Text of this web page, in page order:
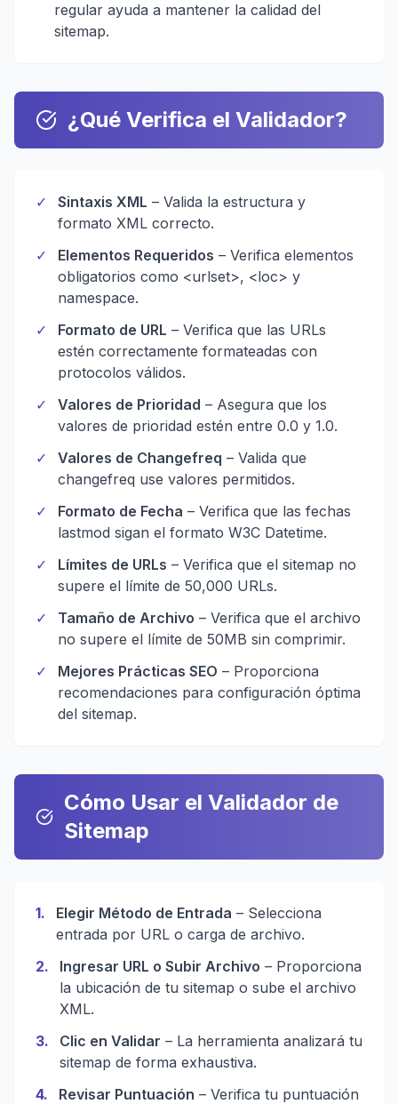
regular ayuda a mantener la calidad del
sitemap.
¿Qué Verifica el Validador?
✓ Sintaxis XML – Valida la estructura y
formato XML correcto.
✓
Elementos Requeridos – Verifica elementos
obligatorios como <urlset>, <loc> y
namespace.
✓
Formato de URL – Verifica que las URLs
estén correctamente formateadas con
protocolos válidos.
✓
Valores de Prioridad – Asegura que los
valores de prioridad estén entre 0.0 y 1.0.
✓
Valores de Changefreq – Valida que
changefreq use valores permitidos.
✓
Formato de Fecha – Verifica que las fechas
lastmod sigan el formato W3C Datetime.
✓
Límites de URLs – Verifica que el sitemap no
supere el límite de 50,000 URLs.
✓
Tamaño de Archivo – Verifica que el archivo
no supere el límite de 50MB sin comprimir.
✓
Mejores Prácticas SEO – Proporciona
recomendaciones para configuración óptima
del sitemap.
Cómo Usar el Validador de
Sitemap
1. Elegir Método de Entrada – Selecciona
entrada por URL o carga de archivo.
2. Ingresar URL o Subir Archivo – Proporciona
la ubicación de tu sitemap o sube el archivo
XML.
3. Clic en Validar – La herramienta analizará tu
sitemap de forma exhaustiva.
4. Revisar Puntuación – Verifica tu puntuación